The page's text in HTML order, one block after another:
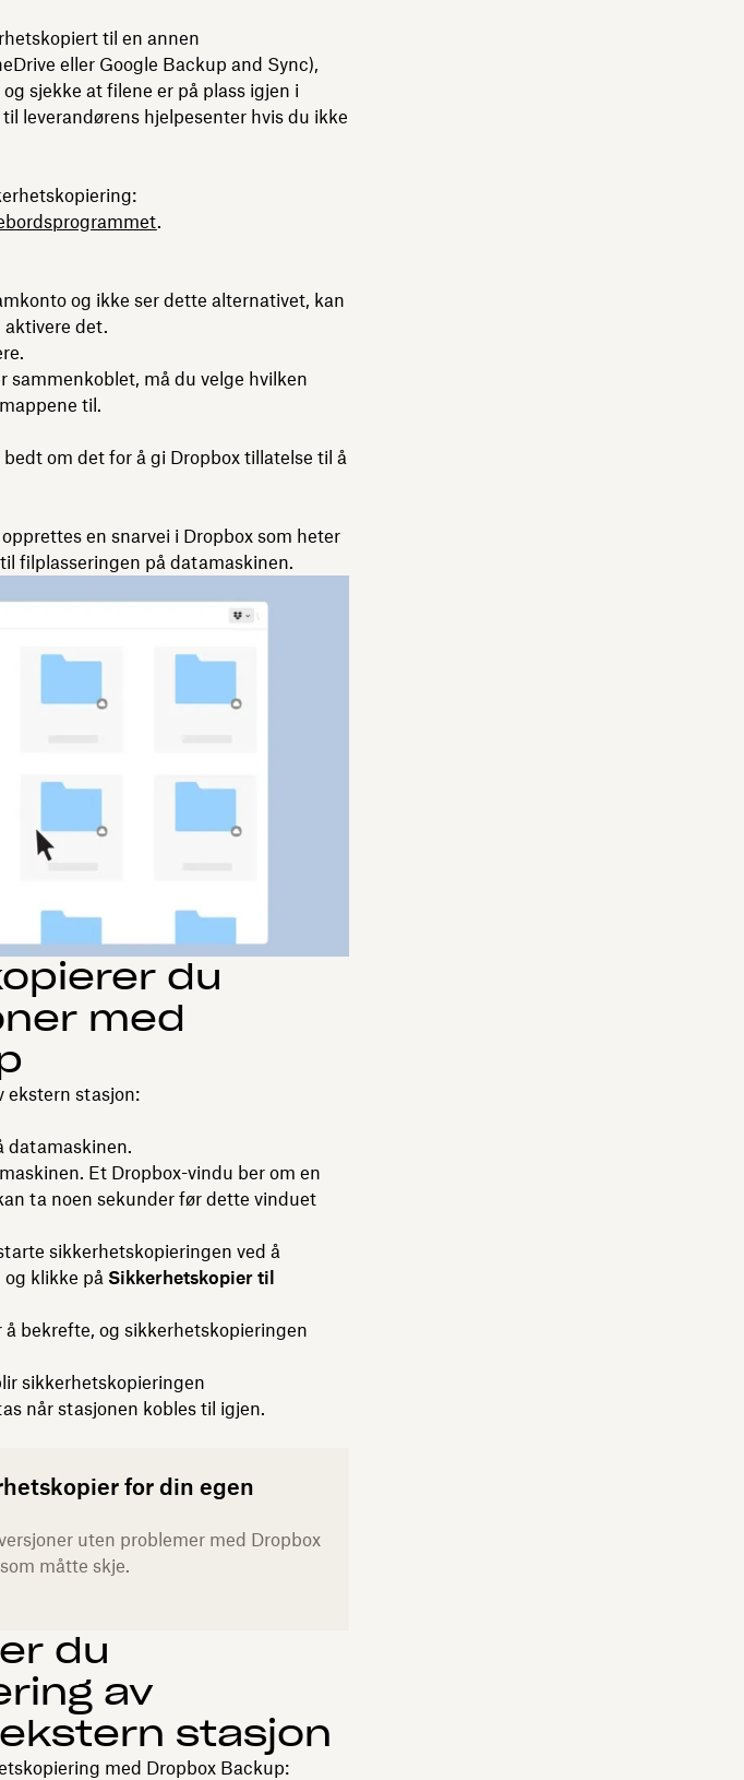
til en annen
eller Google Backup and Sync),
sjekke at filene er på plass igjen i
leverandørens hjelpesenter hvis du ikke
.
og ikke ser dette alternativet, kan
aktivere det.
sammenkoblet, må du velge hvilken
til.
om det for å gi Dropbox tillatelse til å
en snarvei i Dropbox som heter
filplasseringen på datamaskinen.
du
med
ekstern stasjon:
datamaskinen.
Et Dropbox-vindu ber om en
ta noen sekunder før dette vinduet
sikkerhetskopieringen ved å
klikke på Sikkerhetskopier til
å bekrefte, og sikkerhetskopieringen
sikkerhetskopieringen
når stasjonen kobles til igjen.
for din egen
uten problemer med Dropbox
måtte skje.
du
av
stasjon
med Dropbox Backup: